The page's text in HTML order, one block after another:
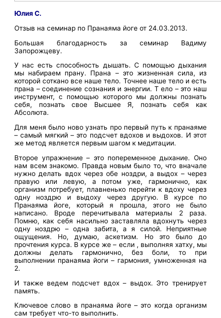
Юлия С.
Отзыв на семинар по Пранаяма йоге от 24.03.2013.
Большая благодарность за семинар Вадиму
Запорожцеву.
У нас есть способность дышать. С помощью дыхания
мы набираем прану. Прана – это жизненная сила, из
которой соткано все наше тело. Точнее наше тело и есть
прана – соединение сознания и энергии. Т ело – это наш
инструмент, с помощью которого мы должны познать
себя, познать свое Высшее Я, познать себя как
Абсолюта.
Для меня было ново узнать про первый путь к пранаяме
– самый мягкий – это подсчет вдохов и выдохов. И этот
же метод является первым шагом к медитации.
Второе упражнение – это попеременное дыхание. Оно
нам всем знакомо. Правда новым было то, что вначале
нужно делать вдох через обе ноздри, а выдох – через
правую или левую, а потом уже, гармонично, как
организм потребует, плавненько перейти к вдоху через
одну ноздрю и выдоху через другую. В курсе по
Пранаяма йоге, который я прошла, этого не было
написано. Вроде перечитывала материалы 2 раза.
Помню, как себя насильно заставляла вдохнуть через
одну ноздрю – одна забита, а я силой. Неприятные
ощущения. Но, думаю, аскетизм. Но это было до
прочтения курса. В курсе же – если , выполняя хатху, мы
должны делать гармонично, без боли, то при
выполнении пранаяма йоги – гармония, умноженная на
2.
И также ведем подсчет вдох – выдох. Это тренирует
память.
Ключевое слово в пранаяма йоге – это когда организм
сам требует что-то выполнить.